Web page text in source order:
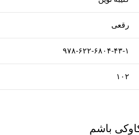
رقعی
۹۷۸-۶۲۲-۶۸۰۴-۴۳-۱
۱۰۲
باشم